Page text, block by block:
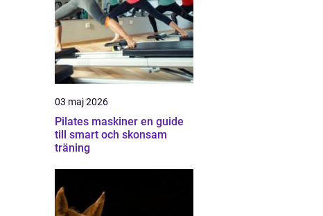
03 maj 2026
Pilates maskiner en guide
till smart och skonsam
träning